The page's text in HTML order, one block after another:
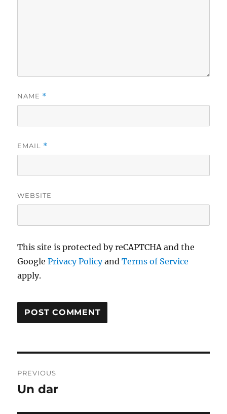
NAME *
EMAIL *
WEBSITE
This site is protected by reCAPTCHA and the
GooglePrivacy PolicyandTerms of Service
apply.
navigation
PREVIOUS
Previous
Un dar